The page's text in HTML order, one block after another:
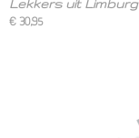
Lekkers uit Limburg
€ 30,95